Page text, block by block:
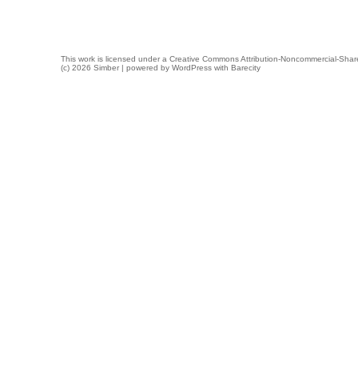
This work is licensed under a Creative Commons Attribution-Noncommercial-
(c) 2026 Simber | powered by WordPress with Barecity